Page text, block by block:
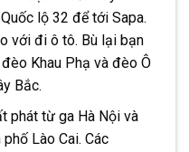
lộ 32 để tới Sapa.
với đi ô tô. Bù lại bạn
Khau Phạ và đèo Ô
Bắc.
phát từ ga Hà Nội và
Lào Cai. Các